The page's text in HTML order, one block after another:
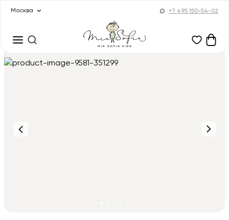
Москва +7 495 150-54-02